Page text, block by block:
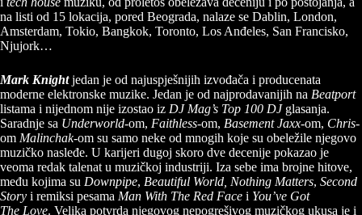
na listi od 15 lokacija, pored Beograda, nalaze se Dablin, London,
Amsterdam, Tokio, Bangkok, Toronto, Los Anđeles, San Francisko,
Njujork…
Mark Knightjedan je od najuspješnijih izvođača i producenata
moderne elektronske muzike. Jedan je od najprodavanijih na Beatport
listama i nijednom nije izostao iz DJ Mag’s Top 100 DJ glasanja.
Saradnje sa Underworld-om, Faithless-om, Basement Jaxx-om, Chris-
om Malinchak-om su samo neke od mnogih koje su obeležile njegovo
muzičko nasleđe. U karijeri dugoj skoro dve decenije pokazao je
veoma redak talenat u muzičkoj industriji. Iza sebe ima brojne hitove,
među kojima su Downpipe, Beautiful World, Nothing Matters, Second
Story i remiksi pesama Man With The Red Face i You’ve Got
The Love. Velika potvrda njegovog nepogrešivog muzičkog ukusa je i